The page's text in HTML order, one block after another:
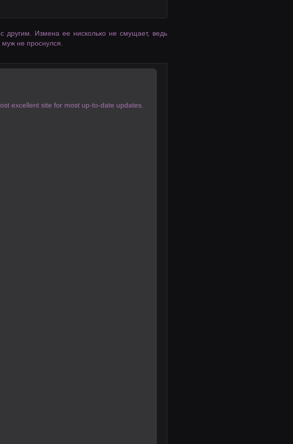
другим. Измена ее нисколько не смущает, ведь
не проснулся.
excellent site for most up-to-date updates.